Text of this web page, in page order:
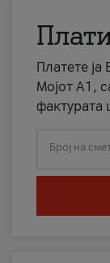
Платете
Мојот А1,
фактурата
Број на